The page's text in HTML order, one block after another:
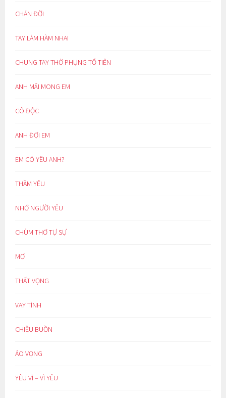
CHÁN ĐỜI
TAY LÀM HÀM NHAI
CHUNG TAY THỜ PHỤNG TỔ TIÊN
ANH MÃI MONG EM
CÔ ĐỘC
ANH ĐỢI EM
EM CÓ YÊU ANH?
THẦM YÊU
NHỚ NGƯỜI YÊU
CHÙM THƠ TỰ SỰ
MƠ
THẤT VỌNG
VAY TÌNH
CHIỀU BUỒN
ẢO VỌNG
YÊU VÌ – VÌ YÊU